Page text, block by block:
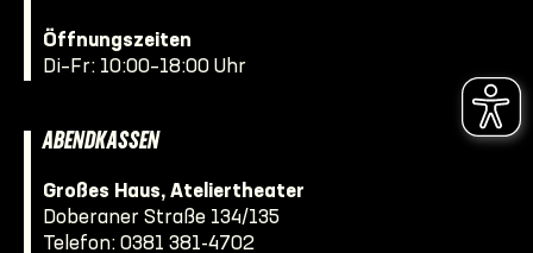
Öffnungszeiten
Di–Fr: 10:00–18:00 Uhr
ABENDKASSEN
Großes Haus, Ateliertheater
Doberaner Straße 134/135
Telefon: 0381 381-4702